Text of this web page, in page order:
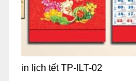
in lịch tết TP-ILT-02